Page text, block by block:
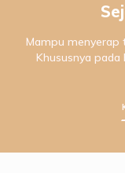
Mampu menyerap
Khususnya